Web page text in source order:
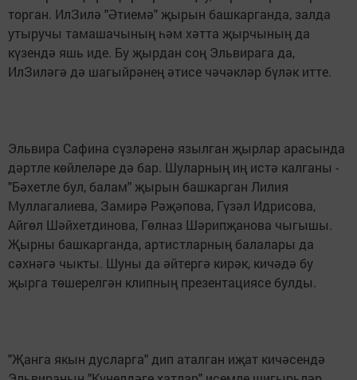
торган. ИлЗилә "Әтиемә" җырын башкарганда, залда
утыручы тамашачының һәм хәтта җырчының да
күзендә яшь иде. Бу җырдан соң Эльвирага да,
ИлЗиләгә дә шагыйрәнең әтисе чәчәкләр бүләк итте.
Эльвира Сафина сүзләренә язылган җырлар арасында
дәртле көйлеләре дә бар. Шуларның иң истә калганы -
"Бәхетле бул, балам" җырын башкарган Лилия
Муллагалиева, Замирә Рәҗәпова, Гүзәл Идрисова,
Айгөл Шәйхетдинова, Гөлназ Шәрипҗанова чыгышы.
Җырны башкарганда, артистларның балалары да
сәхнәгә чыкты. Шуны да әйтергә кирәк, кичәдә бу
җырга төшерелгән клипның презентациясе булды.
"Җанга якын дусларга" дип аталган иҗат кичәсендә